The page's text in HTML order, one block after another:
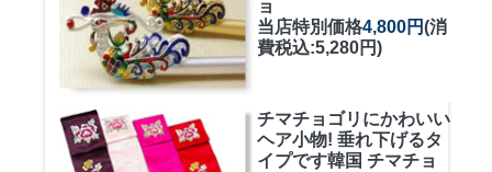
ョ
当店特別価格4,800円(消
費税込:5,280円)
チマチョゴリにかわいい
ヘア小物! 垂れ下げるタ
イプです韓国 チマチョ